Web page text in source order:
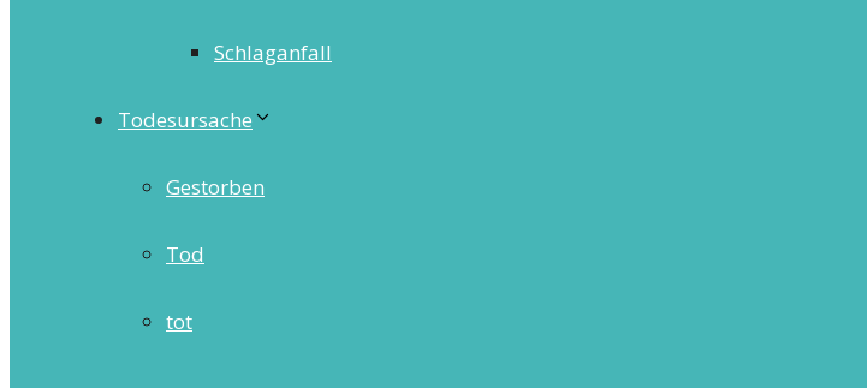
Schlaganfall
Todesursache
Gestorben
Tod
tot